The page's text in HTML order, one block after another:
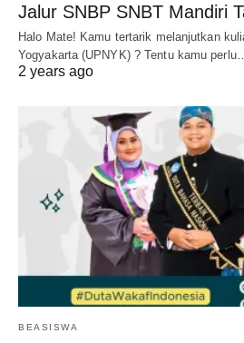
Jalur SNBP SNBT Mandiri
Halo Mate! Kamu tertarik melanjutkan
Yogyakarta (UPNYK) ? Tentu kamu perlu…
2 years ago
BEASISWA